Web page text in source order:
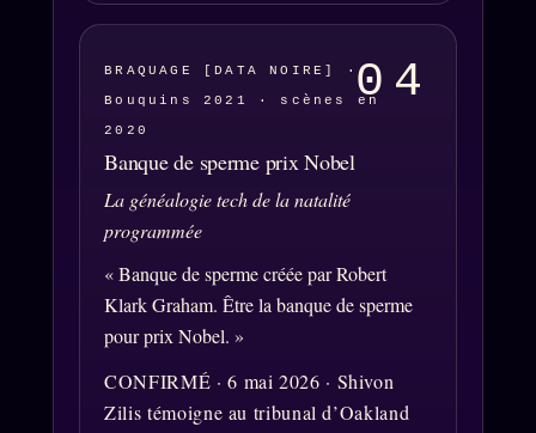
Les Limites2025
Le procès Brigitte Macron
Catalogue
ZS Bundle
Références
SOCIÉTÉ DES AMIS
L'Association
S'abonner GRATUIT
Cercle Privé 30€/M
04
BRAQUAGE [DATA NOIRE] ·
Bouquins 2021 · scènes en
2020
Banque de sperme prix Nobel
La généalogie tech de la natalité
programmée
« Banque de sperme créée par Robert
Klark Graham. Être la banque de sperme
pour prix Nobel. »
CONFIRMÉ · 6 mai 2026 · Shivon
Zilis témoigne au tribunal d’Oakland